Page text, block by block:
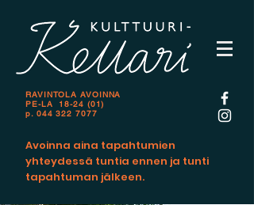
RAVINTOLA AVOINNA
PE-LA 18-24 (01)
p. 044 322 7077
Avoinna aina tapahtumien
yhteydessä tuntia ennen ja tunti
tapahtuman jälkeen.